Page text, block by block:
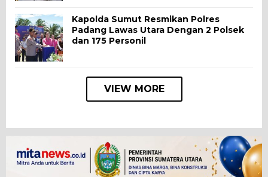
Kapolda Sumut Resmikan Polres
Padang Lawas Utara Dengan 2 Polsek
dan 175 Personil
VIEW MORE